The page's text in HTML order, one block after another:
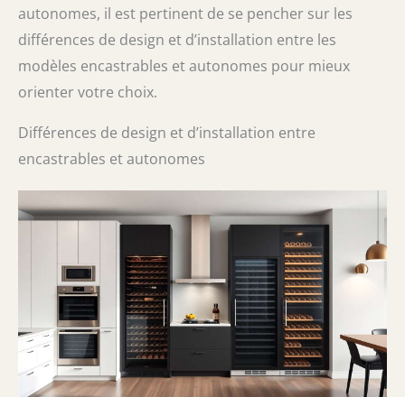
autonomes, il est pertinent de se pencher sur les
différences de design et d’installation entre les
modèles encastrables et autonomes pour mieux
orienter votre choix.
Différences de design et d’installation entre
encastrables et autonomes